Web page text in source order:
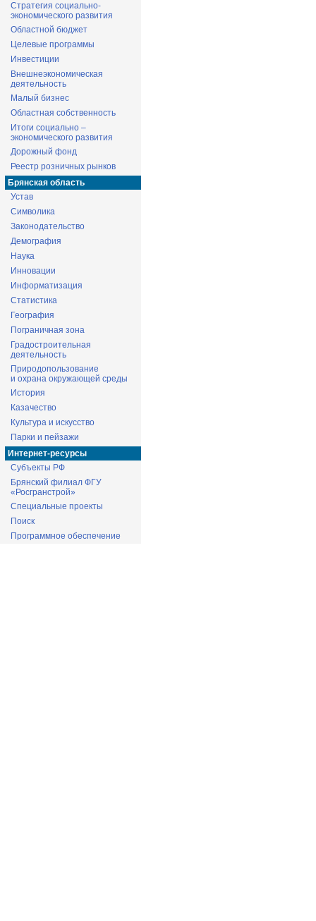
Стратегия социально-
экономического развития
Областной бюджет
Целевые программы
Инвестиции
Внешнеэкономическая
деятельность
Малый бизнес
Областная собственность
Итоги социально –
экономического развития
Дорожный фонд
Реестр розничных рынков
Брянская область
Устав
Символика
Законодательство
Демография
Наука
Инновации
Информатизация
Статистика
География
Пограничная зона
Градостроительная
деятельность
Природопользование
и охрана окружающей среды
История
Казачество
Культура и искусство
Парки и пейзажи
Интернет-ресурсы
Субъекты РФ
Брянский филиал ФГУ
«Росгранстрой»
Специальные проекты
Поиск
Программное обеспечение